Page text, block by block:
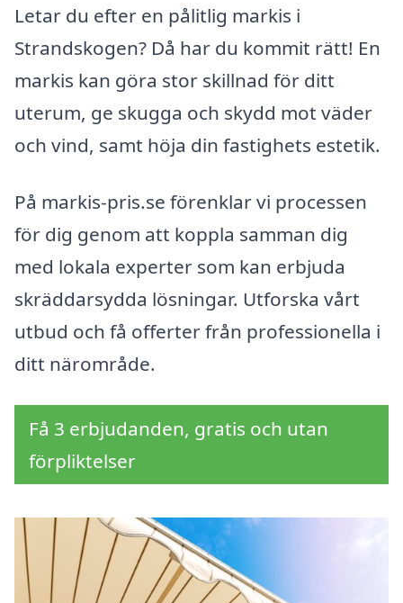
Letar du efter en pålitlig markis i
Strandskogen? Då har du kommit rätt! En
markis kan göra stor skillnad för ditt
uterum, ge skugga och skydd mot väder
och vind, samt höja din fastighets estetik.
På markis-pris.se förenklar vi processen
för dig genom att koppla samman dig
med lokala experter som kan erbjuda
skräddarsydda lösningar. Utforska vårt
utbud och få offerter från professionella i
ditt närområde.
Få 3 erbjudanden, gratis och utan
förpliktelser